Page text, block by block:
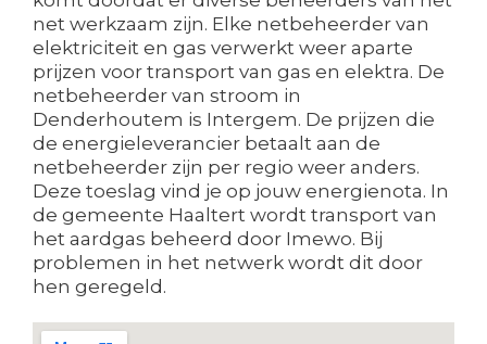
net werkzaam zijn. Elke netbeheerder van
elektriciteit en gas verwerkt weer aparte
prijzen voor transport van gas en elektra. De
netbeheerder van stroom in
Denderhoutem is Intergem. De prijzen die
de energieleverancier betaalt aan de
netbeheerder zijn per regio weer anders.
Deze toeslag vind je op jouw energienota. In
de gemeente Haaltert wordt transport van
het aardgas beheerd door Imewo. Bij
problemen in het netwerk wordt dit door
hen geregeld.